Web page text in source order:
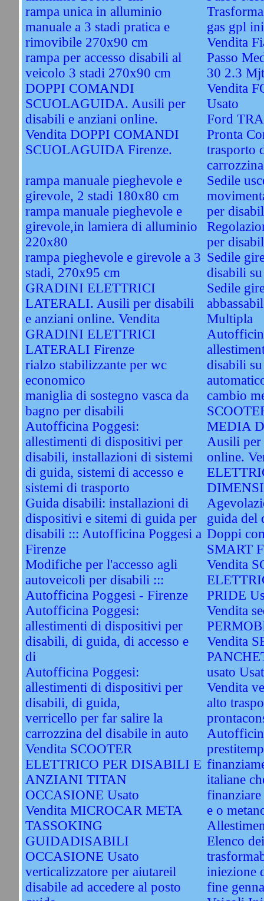
rampa unica in alluminio
manuale a 3 stadi pratica e
rimovibile 270x90 cm
rampa per accesso disabili al
veicolo 3 stadi 270x90 cm
DOPPI COMANDI
SCUOLAGUIDA. Ausili per
disabili e anziani online.
Vendita DOPPI COMANDI
SCUOLAGUIDA Firenze.
rampa manuale pieghevole e
girevole, 2 stadi 180x80 cm
rampa manuale pieghevole e
girevole,in lamiera di alluminio
220x80
rampa pieghevole e girevole a 3
stadi, 270x95 cm
GRADINI ELETTRICI
LATERALI. Ausili per disabili
e anziani online. Vendita
GRADINI ELETTRICI
LATERALI Firenze
rialzo stabilizzante per wc
economico
maniglia di sostegno vasca da
bagno per disabili
Autofficina Poggesi:
allestimenti di dispositivi per
disabili, installazioni di sistemi
di guida, sistemi di accesso e
sistemi di trasporto
Guida disabili: installazioni di
dispositivi e sitemi di guida per
disabili ::: Autofficina Poggesi a
Firenze
Modifiche per l'accesso agli
autoveicoli per disabili :::
Autofficina Poggesi - Firenze
Autofficina Poggesi:
allestimenti di dispositivi per
disabili, di guida, di accesso e
di
Autofficina Poggesi:
allestimenti di dispositivi per
disabili, di guida,
verricello per far salire la
carrozzina del disabile in auto
Vendita SCOOTER
ELETTRICO PER DISABILI E
ANZIANI TITAN
OCCASIONE Usato
Vendita MICROCAR META
TASSOKING
GUIDADISABILI
OCCASIONE Usato
verticalizzatore per aiutareil
disabile ad accedere al posto
gas gpl
Vendita
Passo
30 2.3
Vendita
Usato
Ford
Pronta
trasporto
carrozzina
Sedile
per
per
Sedile
disabili
Sedile
Multipla
disabili
cambio
MEDIA
Ausili per
online.
guida del
Doppi
SMART
Vendita
PRIDE
Vendita
Vendita
usato
Vendita
alto
italiane
e o
Elenco
iniezione
fine